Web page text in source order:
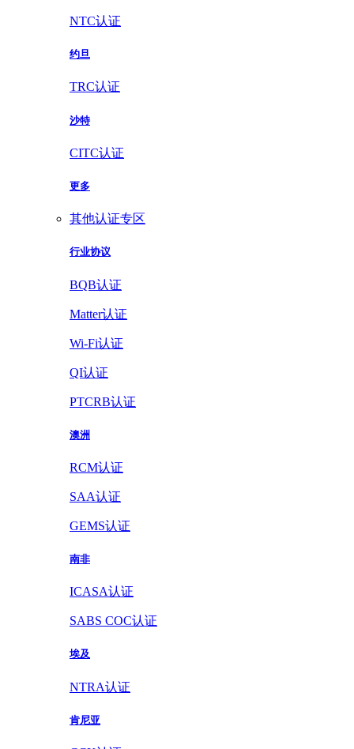
NTC认证
约旦
TRC认证
沙特
CITC认证
更多
其他认证专区
行业协议
BQB认证
Matter认证
Wi-Fi认证
QI认证
PTCRB认证
澳洲
RCM认证
SAA认证
GEMS认证
南非
ICASA认证
SABS COC认证
埃及
NTRA认证
肯尼亚